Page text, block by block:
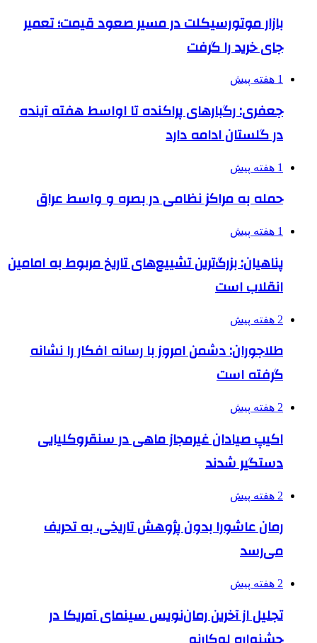
بازار موتورسیکلت در مسیر صعود قیمت؛ تعمیر
جای خرید را گرفت
1 هفته پیش
جعفری: رگبارهای پراکنده تا اواسط هفته آینده
در گلستان ادامه دارد
1 هفته پیش
حمله به مراکز نظامی در بصره و واسط عراق
1 هفته پیش
پناهیان: بزرگ‌ترین تشییع‌های تاریخ مربوط به امامین
انقلاب است
2 هفته پیش
طلاجوران: دشمن امروز با رسانه افکار را نشانه
گرفته است
2 هفته پیش
اکیپ صیادان غیرمجاز ماهی در سنقروکلیایی
دستگیر شدند
2 هفته پیش
رمان عاشورا بدون پژوهش تاریخی، به تحریف
می‌رسد
2 هفته پیش
تجلیل از آخرین رمان‌نویس سینمای آمریکا در